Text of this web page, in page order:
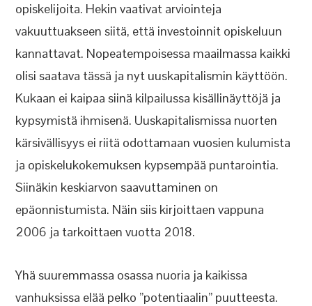
opiskelijoita. Hekin vaativat arviointeja
vakuuttuakseen siitä, että investoinnit opiskeluun
kannattavat. Nopeatempoisessa maailmassa kaikki
olisi saatava tässä ja nyt uuskapitalismin käyttöön.
Kukaan ei kaipaa siinä kilpailussa kisällinäyttöjä ja
kypsymistä ihmisenä. Uuskapitalismissa nuorten
kärsivällisyys ei riitä odottamaan vuosien kulumista
ja opiskelukokemuksen kypsempää puntarointia.
Siinäkin keskiarvon saavuttaminen on
epäonnistumista. Näin siis kirjoittaen vappuna
2006 ja tarkoittaen vuotta 2018.
Yhä suuremmassa osassa nuoria ja kaikissa
vanhuksissa elää pelko ”potentiaalin” puutteesta.